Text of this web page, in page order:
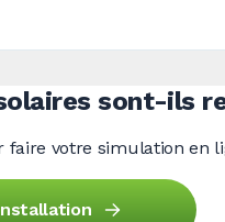
sont-ils
votre simulation en